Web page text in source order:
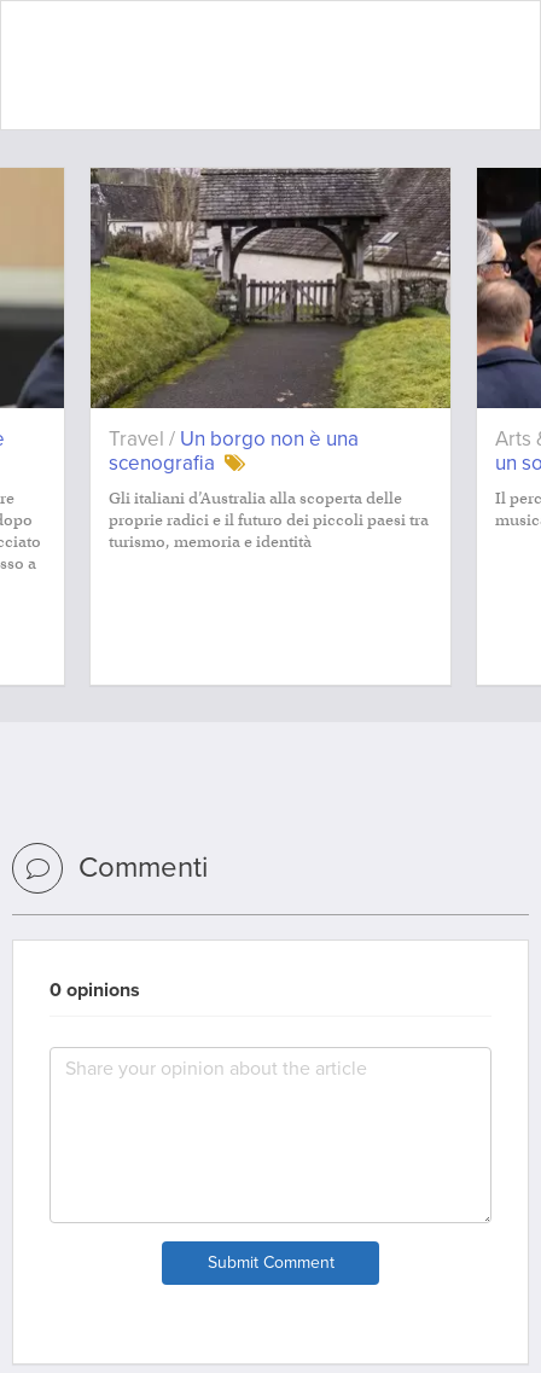
a
Travel / Un borgo non è una
scenografia
Gli italiani d’Australia alla scoperta delle
proprie radici e il futuro dei piccoli paesi tra
turismo, memoria e identità
Arts
un
Il
Commenti
0 opinions
Submit Comment